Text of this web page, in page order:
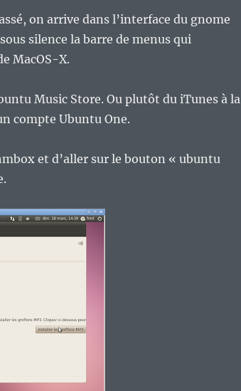
on arrive dans l’interface du gnome
silence la barre de menus qui
MacOS-X.
Music Store. Ou plutôt du iTunes à la
compte Ubuntu One.
et d’aller sur le bouton « ubuntu